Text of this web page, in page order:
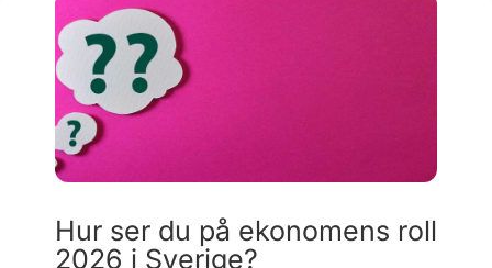
Hur ser du på ekonomens roll
2026 i Sverige?